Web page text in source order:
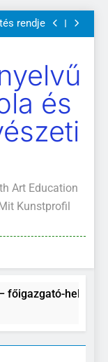
04-14.
rendje
04-14.
rendje
és
Art Education
Kunstprofil
főigazgató-helyettes